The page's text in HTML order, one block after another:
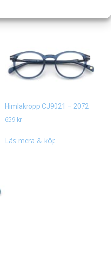
Himlakropp CJ9021 – 2072
659 kr
Läs mera & köp